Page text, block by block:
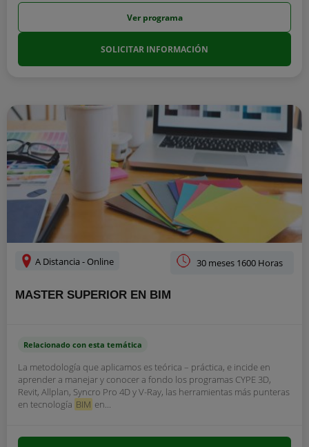
Ver programa
SOLICITAR INFORMACIÓN
A Distancia - Online 30 meses 1600 Horas
MASTER SUPERIOR EN BIM
Relacionado con esta temática
La metodología que aplicamos es teórica – práctica, e incide en
aprender a manejar y conocer a fondo los programas CYPE 3D,
Revit, Allplan, Syncro Pro 4D y V-Ray, las herramientas más punteras
en tecnología BIM en...